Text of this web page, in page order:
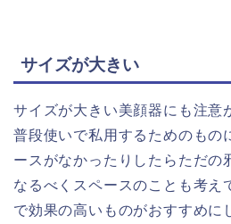
サイズが大きい
サイズが大きい美顔器にも注意
普段使いで私用するためのもの
ースがなかったりしたらただの
なるべくスペースのことも考え
で効果の高いものがおすすめに